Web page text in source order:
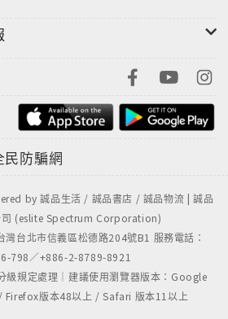
民防騙網
by 誠品生活 / 誠品書店 / 誠品物流 | 誠品
司 (eslite Spectrum Corporation)
台北市信義區松德路204號B1 服務電話：
798／+886-2-8789-8921
級規定處理｜建議使用瀏覽器版本：Google
Firefox版本48以上 / Safari 版本11以上